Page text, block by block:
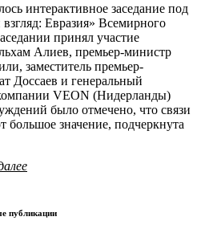
интерактивное заседание под
Евразия» Всемирного
принял участие
Алиев, премьер-министр
заместитель премьер-
Доссаев и генеральный
VEON (Нидерланды)
было отмечено, что связи
значение, подчеркнута
публикации